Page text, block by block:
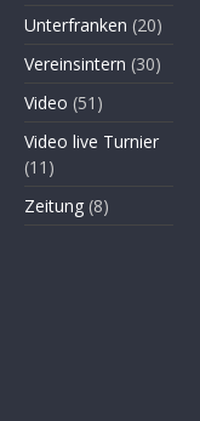
Unterfranken (20)
Vereinsintern (30)
Video (51)
Video live Turnier
(11)
Zeitung (8)